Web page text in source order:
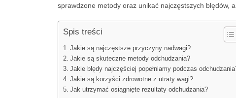
sprawdzone metody oraz unikać najczęstszych błędów,
Spis treści
Jakie są najczęstsze przyczyny nadwagi?
Jakie są skuteczne metody odchudzania?
Jakie błędy najczęściej popełniamy podczas
Jakie są korzyści zdrowotne z utraty wagi?
Jak utrzymać osiągnięte rezultaty odchudzania?